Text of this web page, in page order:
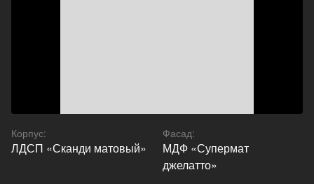
Корпус:
ЛДСП «Сканди матовый»
Фасад:
МДФ «Супермат
джелатто»